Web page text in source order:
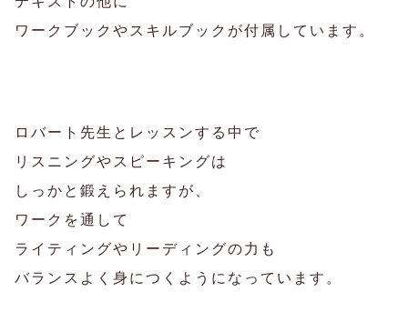
ワークブックやスキルブックが付属しています。
ロバート先生とレッスンする中で
リスニングやスピーキングは
しっかと鍛えられますが、
ワークを通して
ライティングやリーディングの力も
バランスよく身につくようになっています。